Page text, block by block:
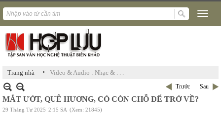
Trang nhà › Video & Audio : Nhạc & . . .
Trước Sau
MẮT ƯỚT, QUÊ HƯƠNG, CÓ CÒN CHỖ ĐỂ TRỞ VỀ?
29 Tháng Tư 2025 2:15 SA (Xem: 21845)